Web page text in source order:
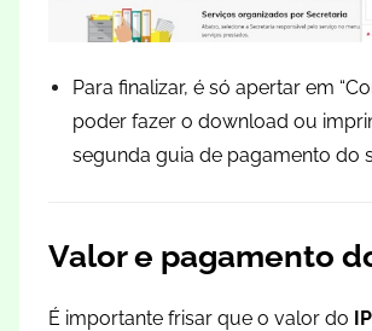
Para finalizar, é só apertar em
poder fazer o download ou
segunda guia de pagamento do
Valor e pagamento
É importante frisar que o valor do